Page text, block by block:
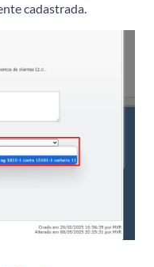
cadastrada.